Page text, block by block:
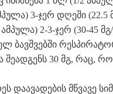
3-ჯერ დღეში (22.5
2-3-ჯერ (30-45
ბავშვებში
30 მგ, რაც,
დაავადების მწვავე